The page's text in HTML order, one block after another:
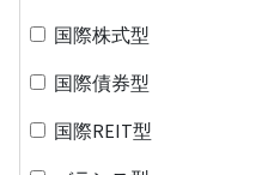
国際株式型
国際債券型
国際REIT型